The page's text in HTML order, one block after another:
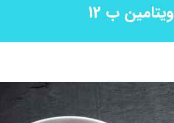
ویتامین ب 12